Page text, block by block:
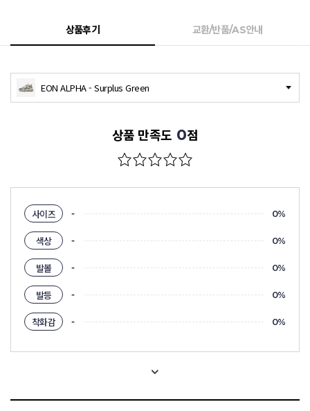
상품후기 교환/반품/AS안내
EON ALPHA - Surplus Green
상품 만족도 0점
사이즈 - 0%
색상 - 0%
발볼 - 0%
발등 - 0%
착화감 - 0%